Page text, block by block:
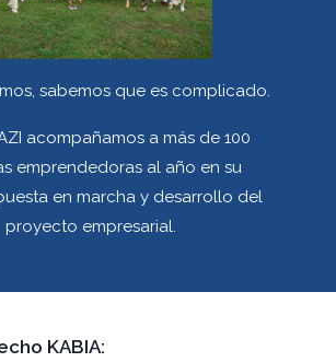
sabemos que es complicado.
acompañamos a más de 100
emprendedoras al año en su
en marcha y desarrollo del
proyecto empresarial.
KABIA: